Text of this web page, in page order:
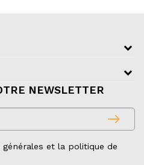
NEWSLETTER
east
et la politique de